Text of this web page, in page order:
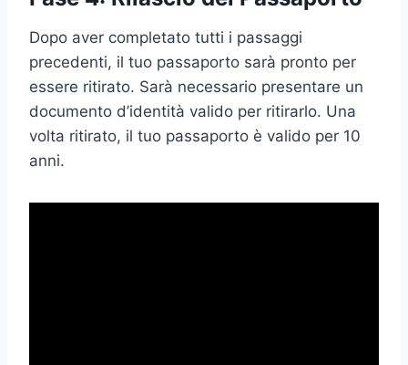
Dopo aver completato tutti i passaggi
precedenti, il tuo passaporto sarà pronto per
essere ritirato. Sarà necessario presentare un
documento d’identità valido per ritirarlo. Una
volta ritirato, il tuo passaporto è valido per 10
anni.